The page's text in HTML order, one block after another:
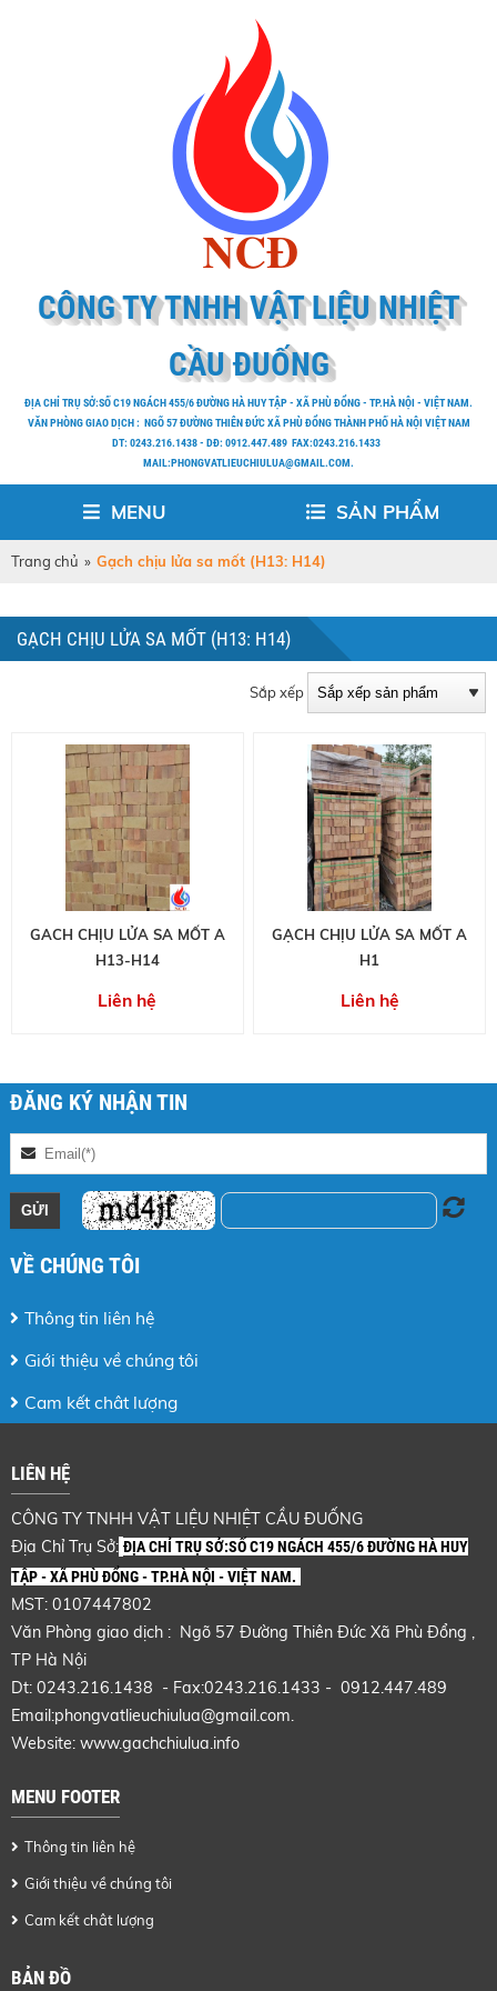
CÔNG TY TNHH VẬT LIỆU NHIỆT
CẦU ĐUỐNG
ĐỊA CHỈ TRỤ SỞ:SỐ C19 NGÁCH 455/6 ĐƯỜNG HÀ HUY TẬP - XÃ PHÙ ĐỔNG - TP.HÀ NỘI - VIỆT NAM.
VĂN PHÒNG GIAO DỊCH : NGÕ 57 ĐƯỜNG THIÊN ĐỨC XÃ PHÙ ĐỔNG THÀNH PHỐ HÀ NỘI VIỆT NAM
DT: 0243.216.1438 - DĐ: 0912.447.489 FAX:0243.216.1433
MAIL:PHONGVATLIEUCHIULUA@GMAIL.COM.
MENU SẢN PHẨM
Trang chủ » Gạch chịu lửa sa mốt (H13: H14)
GẠCH CHỊU LỬA SA MỐT (H13: H14)
Sắp xếp
GACH CHỊU LỬA SA MỐT A
H13-H14
Liên hệ
GẠCH CHỊU LỬA SA MỐT A
H1
Liên hệ
ĐĂNG KÝ NHẬN TIN
VỀ CHÚNG TÔI
Thông tin liên hệ
Giới thiệu về chúng tôi
Cam kết chât lượng
LIÊN HỆ
CÔNG TY TNHH VẬT LIỆU NHIỆT CẦU ĐUỐNG
Địa Chỉ Trụ Sở: ĐỊA CHỈ TRỤ SỞ:SỐ C19 NGÁCH 455/6 ĐƯỜNG HÀ HUY
TẬP - XÃ PHÙ ĐỔNG - TP.HÀ NỘI - VIỆT NAM.
MST: 0107447802
Văn Phòng giao dịch : Ngõ 57 Đường Thiên Đức Xã Phù Đổng ,
TP Hà Nội
Dt: 0243.216.1438 - Fax:0243.216.1433 - 0912.447.489
Email:phongvatlieuchiulua@gmail.com.
Website: www.gachchiulua.info
MENU FOOTER
Thông tin liên hệ
Giới thiệu về chúng tôi
Cam kết chât lượng
BẢN ĐỒ